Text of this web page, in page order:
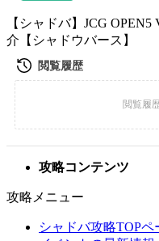
【シャドバ】JCG
介【シャドウバース】
攻略コンテンツ
攻略メニュー
シャドバ攻略TOPペ